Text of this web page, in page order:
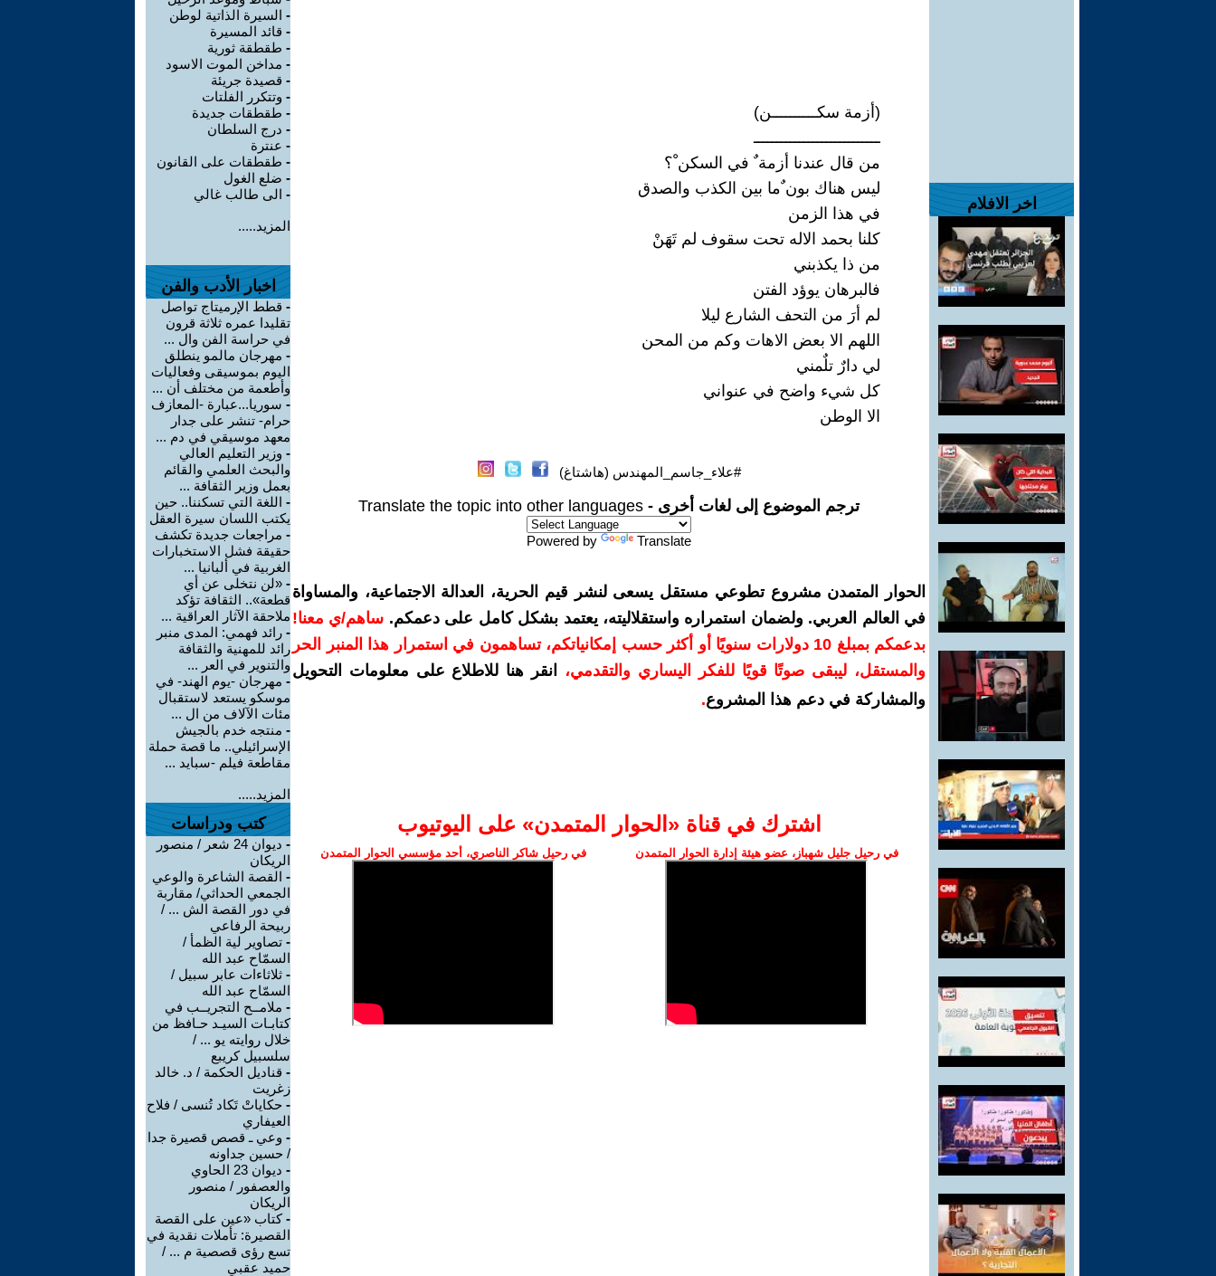
اخر الافلام
(أزمة سكــــــــــن)
ــــــــــــــــــــــــــــ
من قال عندنا أزمة ٌ في السكن ْ؟
ليس هناك بون ٌما بين الكذب والصدق
في هذا الزمن
كلنا بحمد الاله تحت سقوف لم تَهَنْ
من ذا يكذبني
فالبرهان يوؤد الفتن
لم أرَ من التحف الشارع ليلا
اللهم الا بعض الاهات وكم من المحن
لي دارٌ تلٌمني
كل شيء واضح في عنواني
الا الوطن
#علاء_جاسم_المهندس (هاشتاغ)
ترجم الموضوع إلى لغات أخرى - Translate the topic into other languages
Powered by Translate
الحوار المتمدن مشروع تطوعي مستقل يسعى لنشر قيم الحرية، العدالة الاجتماعية، والمساواة
في العالم العربي. ولضمان استمراره واستقلاليته، يعتمد بشكل كامل على دعمكم. ساهم/ي معنا!
بدعمكم بمبلغ 10 دولارات سنويًا أو أكثر حسب إمكانياتكم، تساهمون في استمرار هذا المنبر الحر
والمستقل، ليبقى صوتًا قويًا للفكر اليساري والتقدمي،
انقر هنا للاطلاع على معلومات التحويل
والمشاركة في دعم هذا المشروع.
اشترك في قناة ‫«الحوار المتمدن» على اليوتيوب
في رحيل جليل شهباز، عضو هيئة إدارة الحوار المتمدن في رحيل شاكر الناصري، أحد مؤسسي الحوار المتمدن
- السيرة الذاتية لوطن
- قائد المسيرة
- طقطقة ثورية
- مداخن الموت الاسود
- قصيدة جريئة
- وتتكرر الفلتات
- طقطقات جديدة
- درج السلطان
- عنترة
- طقطقات على القانون
- ضلع الغول
- الى طالب غالي
المزيد.....
اخبار الأدب والفن
- قطط الإرميتاج تواصل
تقليدا عمره ثلاثة قرون
في حراسة الفن وال ...
- مهرجان مالمو ينطلق
اليوم بموسيقى وفعاليات
وأطعمة من مختلف أن ...
- سوريا...عبارة -المعازف
حرام- تنشر على جدار
معهد موسيقي في دم ...
- وزير التعليم العالي
والبحث العلمي والقائم
بعمل وزير الثقافة ...
- اللغة التي تسكننا.. حين
يكتب اللسان سيرة العقل
- مراجعات جديدة تكشف
حقيقة فشل الاستخبارات
الغربية في ألبانيا ...
- «لن نتخلى عن أي
قطعة».. الثقافة تؤكد
ملاحقة الآثار العراقية ...
- رائد فهمي: المدى منبر
رائد للمهنية والثقافة
والتنوير في العر ...
- مهرجان -يوم الهند- في
موسكو يستعد لاستقبال
مئات الآلاف من ال ...
- منتجه خدم بالجيش
الإسرائيلي.. ما قصة حملة
مقاطعة فيلم -سبايد ...
المزيد.....
كتب ودراسات
-
ديوان 24 شعر / منصور
الريكان
- القصة الشاعرة والوعي
الجمعي الحداثي/ مقاربة
في دور القصة الش ... /
ربيحة الرفاعي
- تصاوير لية الظمأ /
السمّاح عبد الله
- ثلاثاءات عابر سبيل /
السمّاح عبد الله
- ملامــح التجريــب في
كتابـات السيـد حـافظ من
خلال روايته يو ... /
سلسبيل كريبع
- قناديل الحكمة / د. خالد
زغريت
- حكاياتْ تَكاد تُنسى / فلاح
العيفاري
- وعي ـ قصص قصيرة جدا
/ حسين جداونه
-
ديوان 23 الحاوي
والعصفور / منصور
الريكان
-كتاب «عين على القصة
القصيرة: تأملات نقدية في
تسع رؤى قصصية م ... /
حميد عقبي